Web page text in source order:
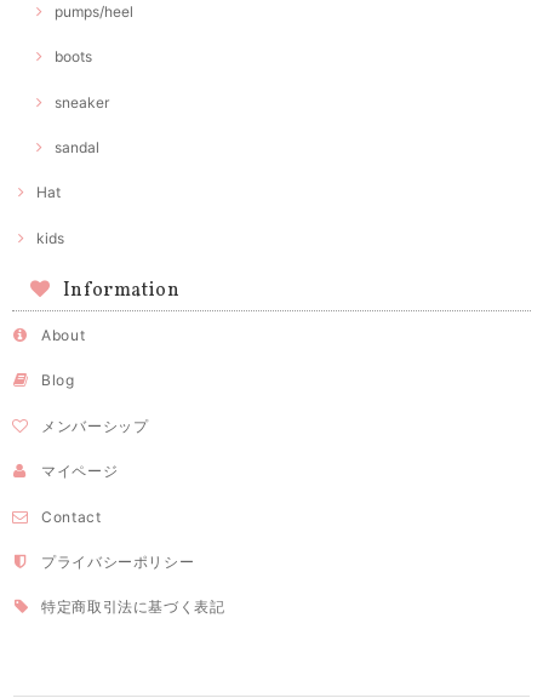
pumps/heel
boots
sneaker
sandal
Hat
kids
Information
About
Blog
メンバーシップ
マイページ
Contact
プライバシーポリシー
特定商取引法に基づく表記